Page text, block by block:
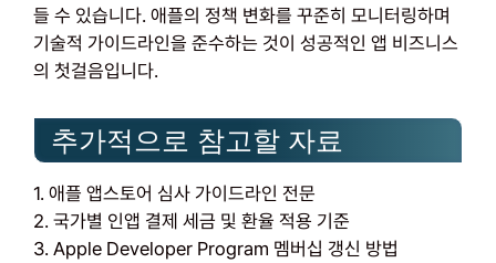
들 수 있습니다. 애플의 정책 변화를 꾸준히 모니터링하며
기술적 가이드라인을 준수하는 것이 성공적인 앱 비즈니스
의 첫걸음입니다.
추가적으로 참고할 자료
1. 애플 앱스토어 심사 가이드라인 전문
2. 국가별 인앱 결제 세금 및 환율 적용 기준
3. Apple Developer Program 멤버십 갱신 방법